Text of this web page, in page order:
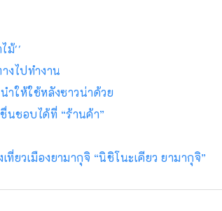
ม้''
งไปทำงาน
ำให้ใช้หลังซาวน่าด้วย
ชอบได้ที่ “ร้านค้า”
ที่ยวเมืองยามากุจิ “นิชิโนะเคียว ยามากุจิ”